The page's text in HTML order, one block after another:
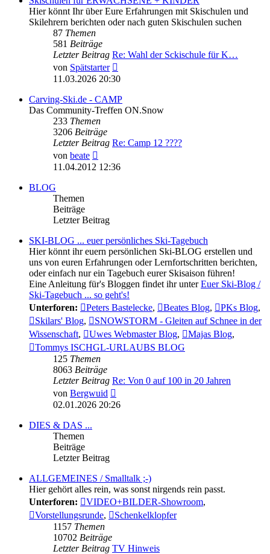
Hier könnt Ihr über Eure Erfahrungen mit Skischulen und
Skilehrern berichten oder nach guten Skischulen suchen
87 Themen
581 Beiträge
Letzter Beitrag Re: Wahl der Sckischule für K…
von Spätstarter
Beitrag
11.03.2026 20:30
Carving-Ski.de - CAMP
Das Community-Treffen ON.Snow
233 Themen
3206 Beiträge
Letzter Beitrag Re: Camp 12 ????
von beate
Beitrag
11.04.2012 12:36
BLOG
Themen
Beiträge
Letzter Beitrag
SKI-BLOG ... euer persönliches Ski-Tagebuch
Hier könnt ihr euern persönlichen Ski-BLOG erstellen und
uns von euren Erfahrungen oder Lernfortschritten berichten,
oder einfach nur ein Tagebuch eurer Skisaison führen!
Eine Anleitung für's Bloggen findet ihr unterEuer Ski-Blog /
Ski-Tagebuch ... so geht's!
Unterforen:
Peters Bastelecke, Beates Blog, PKs Blog,
Skilars' Blog,
SNOWSTORM - Gleiten auf Schnee in der
Wissenschaft, Uwes Webmaster Blog, Majas Blog,
Tommys ISCHGL-URLAUBS BLOG
125 Themen
8063 Beiträge
Letzter Beitrag Re: Von 0 auf 100 in 20 Jahren
von Bergwuid
Beitrag
02.01.2026 20:26
DIES & DAS ...
Themen
Beiträge
Letzter Beitrag
ALLGEMEINES / Smalltalk ;-)
Hier gehört alles rein, was sonst nirgends rein passt.
Unterforen:
VIDEO+BILDER-Showroom,
Vorstellungsrunde,
Schenkelklopfer
1157 Themen
10702 Beiträge
Letzter Beitrag TV Hinweis